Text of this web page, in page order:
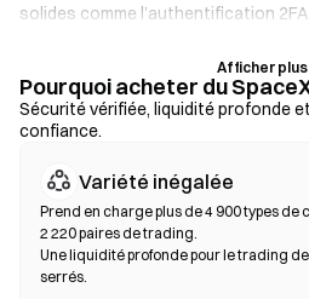
solides comme l’authentification
Portefeuilles crypto
Pour les utilisateurs qui privilégient
portefeuilles non custodial vous
l’interface du portefeuille. Certains
en charge un on-ramp fiat,
carte bancaire sans passer par un
toujours votre phrase seed et
avant de confirmer une transaction.
Pourquoi acheter du
Sécurité vérifiée, liquidité profonde
confiance.
Variété inégalée
Prend en charge plus de 4 900 types de
2 220 paires de trading.
Une liquidité profonde pour le trading
serrés.